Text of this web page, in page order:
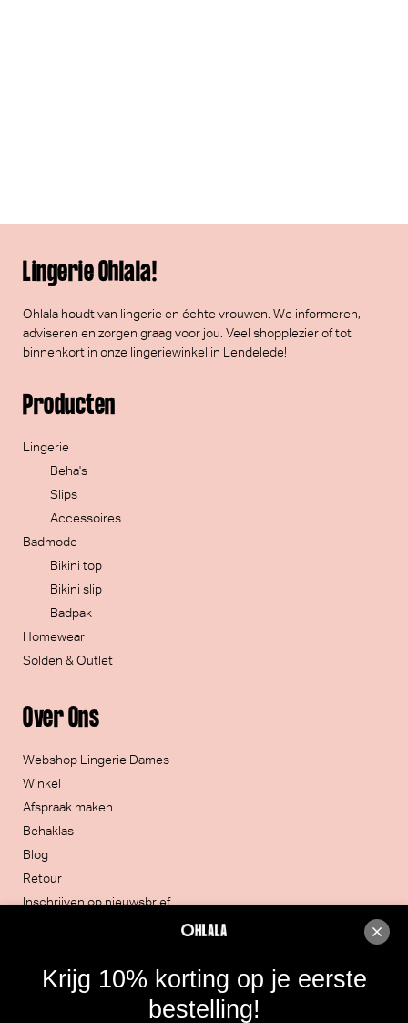
Lingerie Ohlala!
Ohlala houdt van lingerie en échte vrouwen. We informeren,
adviseren en zorgen graag voor jou. Veel shopplezierof tot
binnenkort in onze lingeriewinkel in Lendelede!
Over Ons
Webshop Lingerie Dames
Winkel
Afspraak maken
Behaklas
Blog
Retour
Inschrijven op nieuwsbrief
Producten
Lingerie
Beha's
Slips
Accessoires
Badmode
Bikini top
Bikini slip
Badpak
Homewear
Solden & Outlet
051/30.32.20
Krijg 10% korting op je eerste
bestelling!